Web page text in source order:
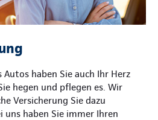
Autos haben Sie auch Ihr Herz
hegen und pflegen es. Wir
Versicherung Sie dazu
uns haben Sie immer Ihren